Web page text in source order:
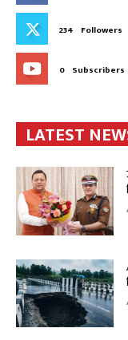
234 Followers
0 Subscribers
LATEST